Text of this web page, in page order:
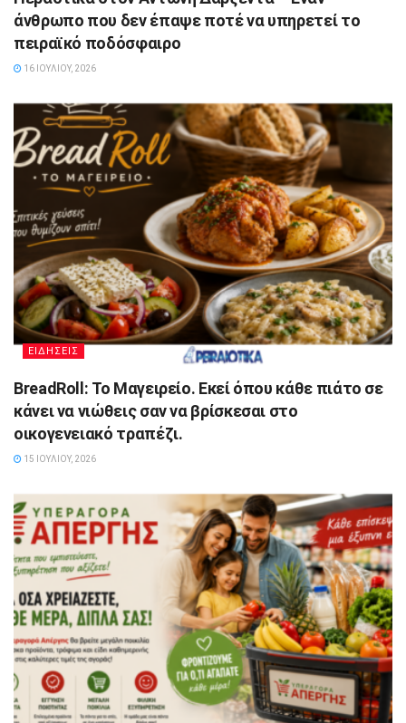
άνθρωπο που δεν έπαψε ποτέ να υπηρετεί το
πειραϊκό ποδόσφαιρο
16 ΙΟΥΛΊΟΥ, 2026
ΕΙΔΗΣΕΙΣ
BreadRoll: Το Μαγειρείο. Εκεί όπου κάθε πιάτο σε
κάνει να νιώθεις σαν να βρίσκεσαι στο
οικογενειακό τραπέζι.
15 ΙΟΥΛΊΟΥ, 2026